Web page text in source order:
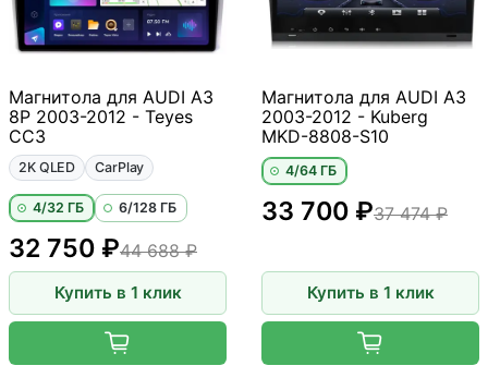
Магнитола для AUDI A3
8P 2003-2012 - Teyes
CC3
2K QLED CarPlay
4/32 ГБ 6/128 ГБ
32 750 ₽44 688 ₽
Купить в 1 клик
Магнитола для AUDI A3
2003-2012 - Kuberg
MKD-8808-S10
4/64 ГБ
37 474 ₽
33 700 ₽
Купить в 1 клик